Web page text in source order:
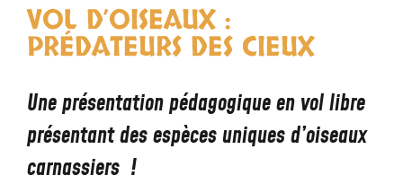
VOL D’OISEAUX :
PRÉDATEURS DES CIEUX
Une présentation pédagogique en vol libre
présentant des espèces uniques d’oiseaux
carnassiers !